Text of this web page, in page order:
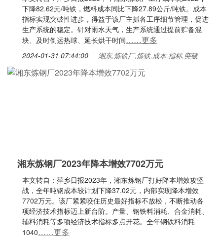
下降82.62元/吨铁，燃料成本同比下降27.89公斤/吨铁。成本
指标实现突破性进步，得益于该厂主抓各工序细节管理，促进
生产系统的稳定。针对雨水天气，生产系统通过提前贮备混
块、及时倒运热球、延长烘干时间……更多
2024-01-31 07:44:00 湘东,炼铁厂,炼铁,成本,指标,突破
湘东炼钢厂2023年降本增效7702万元
本文转自：萍乡日报2023年，湘东炼钢厂打好降本增效攻坚
战，全年吨钢成本较计划下降37.02元，内部实现降本增效
7702万元。该厂紧紧咬住历史最好指标不放松，不断推动各
项经济技术指标迈上新台阶。产量、钢铁料消耗、合金消耗、
辅料消耗等多项经济技术指标多点开花。全年钢铁料消耗
1040……更多